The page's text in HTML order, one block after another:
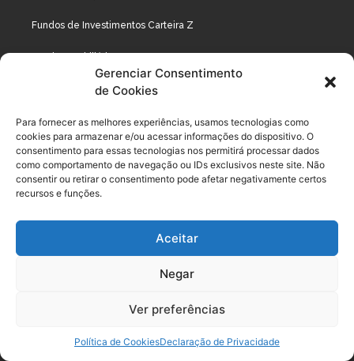
Gerenciar Consentimento
de Cookies
Para fornecer as melhores experiências, usamos tecnologias como
cookies para armazenar e/ou acessar informações do dispositivo. O
consentimento para essas tecnologias nos permitirá processar dados
como comportamento de navegação ou IDs exclusivos neste site. Não
consentir ou retirar o consentimento pode afetar negativamente certos
recursos e funções.
Aceitar
Negar
Ver preferências
Política de CookiesDeclaração de Privacidade
Fundos de Investimentos Carteira Z
Dica de Hoje – Ações
Dica Crypto
Comunidade Plena
Renda Total
Cursos